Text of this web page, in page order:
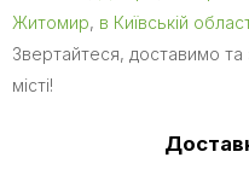
Житомир, в Київській
Звертайтеся, доставимо
місті!